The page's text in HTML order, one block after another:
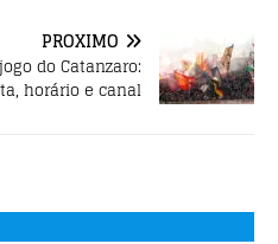
PRÓXIMO
do Catanzaro:
horário e canal